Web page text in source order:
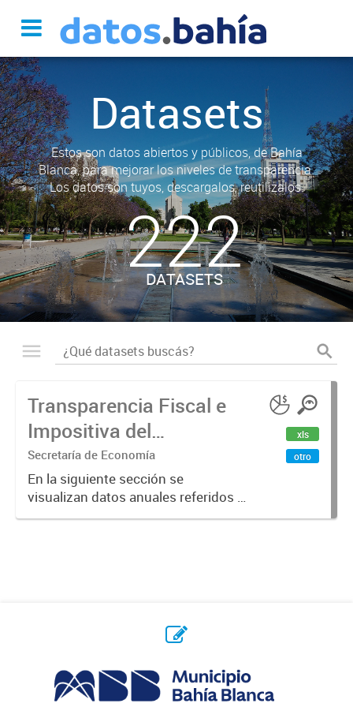
Datasets
Estos son datos abiertos y públicos, de Bahía
Blanca, para mejorar los niveles de transparencia.
Los datos son tuyos, descargalos, reutilizalos.
222
DATASETS
Transparencia Fiscal e
Impositiva del
Municipio. Año 2023
Secretaría de Economía
En la siguiente sección se
visualizan datos anuales referidos a
la transparencia fiscal e impositiva
xls
otro